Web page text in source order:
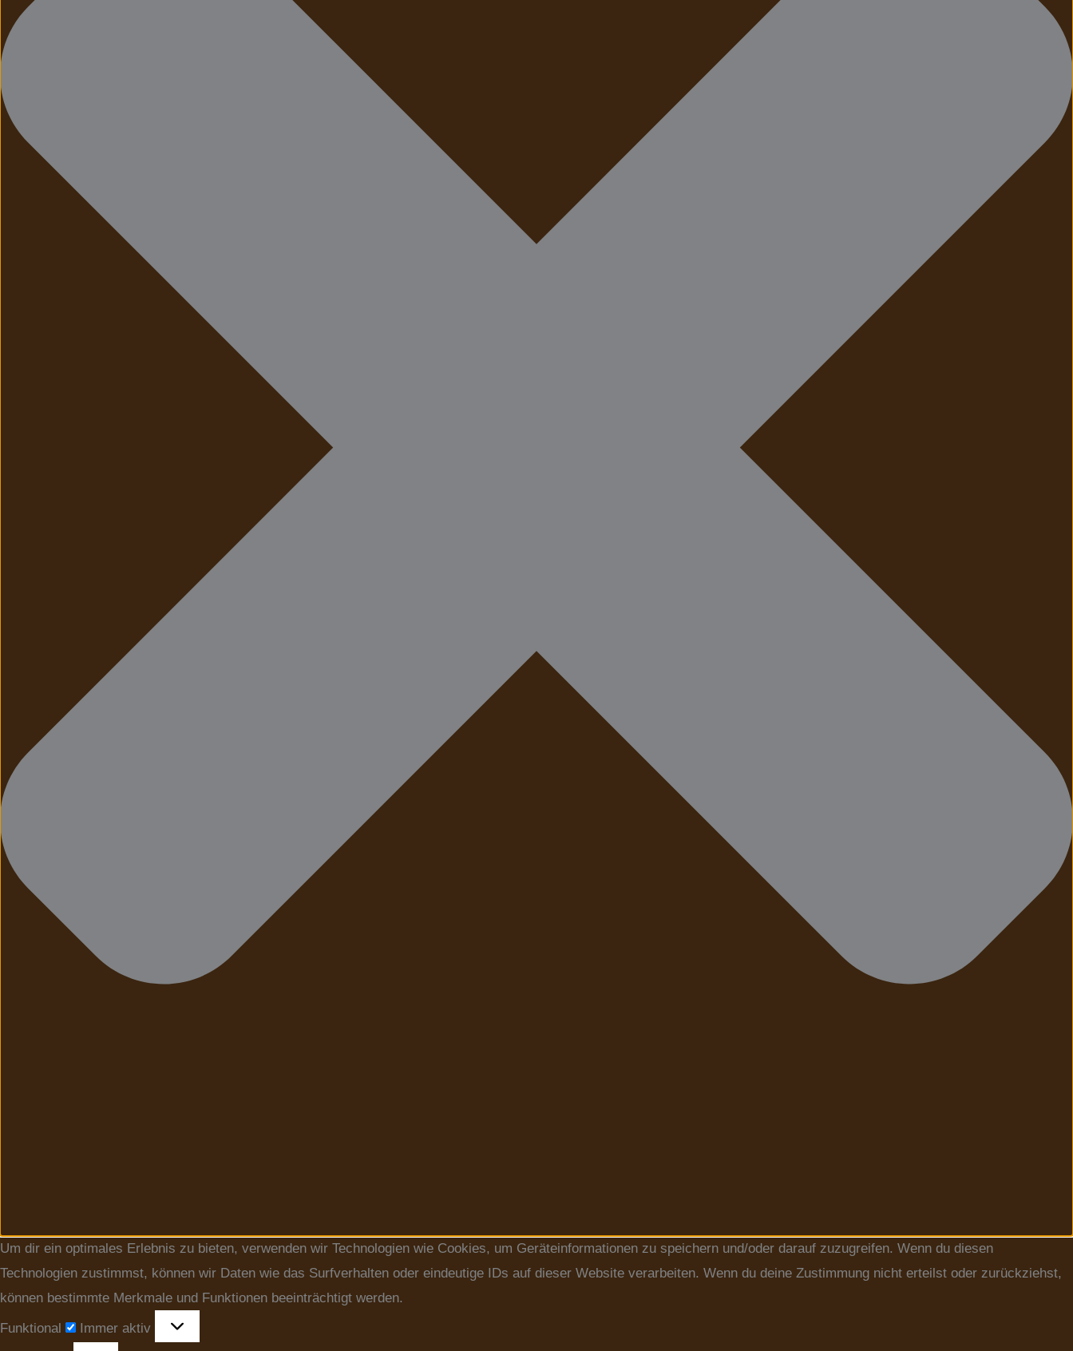
Um dir ein optimales Erlebnis zu bieten, verwenden wir Technologien wie Cookies, um Geräteinformationen zu speichern und/oder darauf zuzugreifen. Wenn du diesen
Technologien zustimmst, können wir Daten wie das Surfverhalten oder eindeutige IDs auf dieser Website verarbeiten. Wenn du deine Zustimmung nicht erteilst oder zurückziehst,
können bestimmte Merkmale und Funktionen beeinträchtigt werden.
Funktional
Immer aktiv